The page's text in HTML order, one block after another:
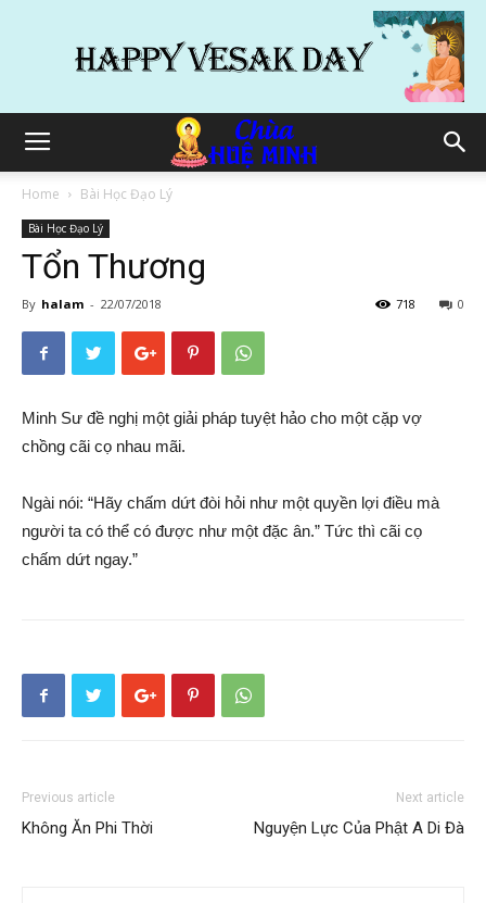
Home Bài Học Đạo Lý
Bài Học Đạo Lý
Tổn Thương
By halam - 22/07/2018 0
718
Minh Sư đề nghị một giải pháp tuyệt hảo cho một cặp vợ
chồng cãi cọ nhau mãi.
Ngài nói: “Hãy chấm dứt đòi hỏi như một quyền lợi điều mà
người ta có thể có được như một đặc ân.” Tức thì cãi cọ
chấm dứt ngay.”
Previous article
Không Ăn Phi Thời
Next article
Nguyện Lực Của Phật A Di Đà